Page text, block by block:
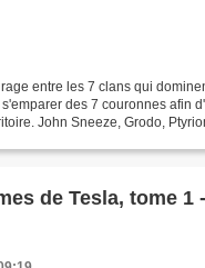
entre les 7 clans qui
des 7 couronnes afin
John Sneeze, Grodo,
de Tesla, tome 1